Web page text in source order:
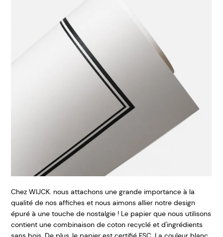
Chez WIJCK. nous attachons une grande importance à la
qualité de nos affiches et nous aimons allier notre design
épuré à une touche de nostalgie ! Le papier que nous utilisons
contient une combinaison de coton recyclé et d'ingrédients